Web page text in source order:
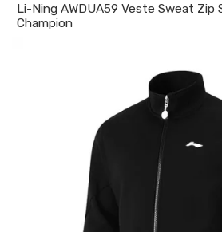
Li-Ning AWDUA59 Veste Sweat Zip
Champion